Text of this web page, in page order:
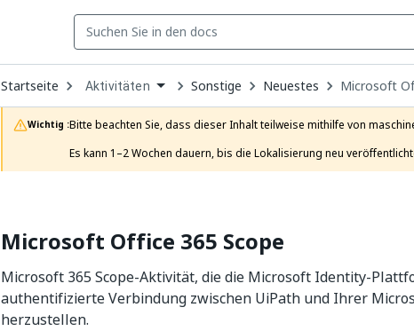
Startseite Open
Dropdown
to
choose
product
Aktivitäten Sonstige Neuestes Microsoft
Wichtig :Bitte beachten Sie, dass dieser Inhalt teilweise mithilfe von
Es kann 1–2 Wochen dauern, bis die Lokalisierung neu
Microsoft Office 365 Scope
Microsoft 365 Scope-Aktivität, die die Microsoft Identity-
authentifizierte Verbindung zwischen UiPath und Ihrer
herzustellen.